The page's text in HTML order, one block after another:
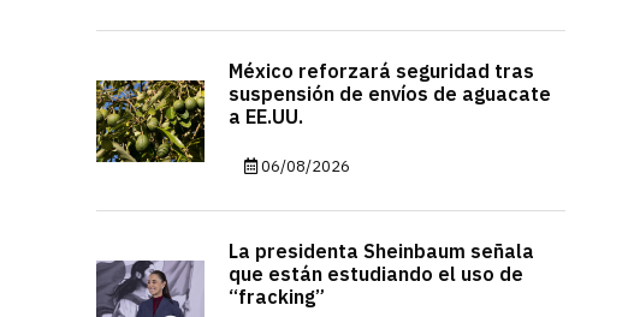
México reforzará seguridad tras
suspensión de envíos de aguacate
a EE.UU.
06/08/2026
La presidenta Sheinbaum señala
que están estudiando el uso de
“fracking”